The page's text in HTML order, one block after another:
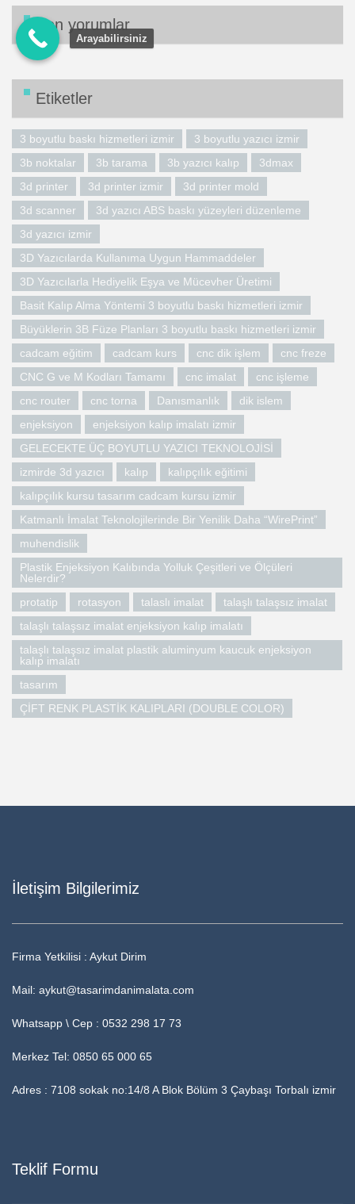
Son yorumlar
Etiketler
3 boyutlu baskı hizmetleri izmir
3 boyutlu yazıcı izmir
3b noktalar
3b tarama 3b yazıcı kalıp
3dmax
3d printer
3d printer izmir
3d printer mold
3d scanner
3d yazıcı ABS baskı yüzeyleri düzenleme
3d yazıcı izmir
3D Yazıcılarda Kullanıma Uygun Hammaddeler
3D Yazıcılarla Hediyelik Eşya ve Mücevher Üretimi
Basit Kalıp Alma Yöntemi 3 boyutlu baskı hizmetleri izmir
Büyüklerin 3B Füze Planları 3 boyutlu baskı hizmetleri izmir
cadcam eğitim
cadcam kurs cnc dik işlem
cnc freze
CNC G ve M Kodları Tamamı
cnc imalat
cnc işleme
cnc router
cnc torna Danısmanlık
dik islem
enjeksiyon
enjeksiyon kalıp imalatı izmir
GELECEKTE ÜÇ BOYUTLU YAZICI TEKNOLOJİSİ
izmirde 3d yazıcı
kalıp
kalıpçılık eğitimi
kalıpçılık kursu tasarım cadcam kursu izmir
Katmanlı İmalat Teknolojilerinde Bir Yenilik Daha “WirePrint”
muhendislik
Plastik Enjeksiyon Kalıbında Yolluk Çeşitleri ve Ölçüleri
Nelerdir?
protatip
rotasyon talaslı imalat
talaşlı talaşsız imalat
talaşlı talaşsız imalat enjeksiyon kalıp imalatı
talaşlı talaşsız imalat plastik aluminyum kaucuk enjeksiyon
kalıp imalatı
tasarım
ÇİFT RENK PLASTİK KALIPLARI (DOUBLE COLOR)
İletişim Bilgilerimiz
Firma Yetkilisi : Aykut Dirim
Mail: aykut@tasarimdanimalata.com
Whatsapp \ Cep : 0532 298 17 73
Merkez Tel: 0850 65 000 65
Adres : 7108 sokak no:14/8 A Blok Bölüm 3 Çaybaşı Torbalı izmir
Teklif Formu
Arayabilirsiniz